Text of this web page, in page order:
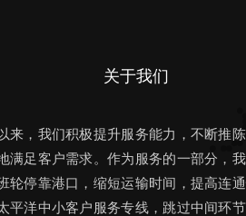
关于我们
来，我们积极提升服务能力，不断推
满足客户需求。作为服务的一部分，
轮停靠港口，缩短运输时间，提高连
平洋中小客户服务专线，跳过中间环